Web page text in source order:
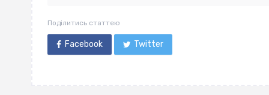
Поділитись статтею
Facebook Twitter